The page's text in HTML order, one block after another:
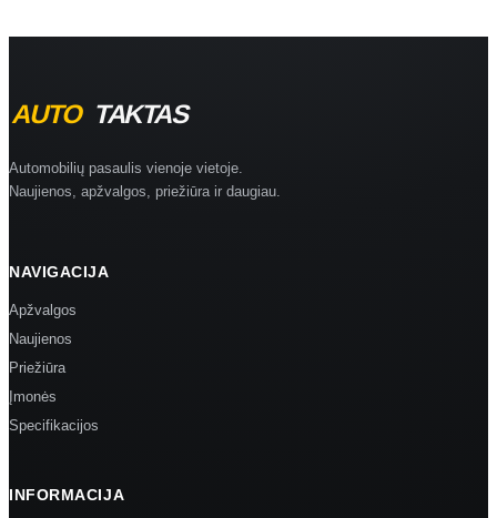
Automobilių pasaulis vienoje vietoje.
Naujienos, apžvalgos, priežiūra ir daugiau.
NAVIGACIJA
Apžvalgos
Naujienos
Priežiūra
Įmonės
Specifikacijos
INFORMACIJA